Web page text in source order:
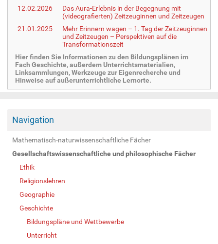
12.02.2026
Das Aura-Erlebnis in der Begegnung mit
(videografierten) Zeitzeuginnen und Zeitzeugen
21.01.2025
Mehr Erinnern wagen – 1. Tag der Zeitzeuginnen
und Zeitzeugen – Perspektiven auf die
Transformationszeit
Hier finden Sie Informationen zu den Bildungsplänen im
Fach Geschichte, außerdem Unterrichtsmaterialien,
Linksammlungen, Werkzeuge zur Eigenrecherche und
Hinweise auf außerunterrichtliche Lernorte.
Navigation
Mathematisch-naturwissenschaftliche Fächer
Gesellschaftswissenschaftliche und philosophische Fächer
Ethik
Religionslehren
Geographie
Geschichte
Bildungspläne und Wettbewerbe
Unterricht